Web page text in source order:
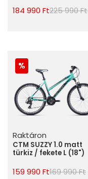
184 990 Ft225 990 Ft
Raktáron
CTM SUZZY 1.0 matt
türkiz / fekete L (18")
159 990 Ft169 990 Ft